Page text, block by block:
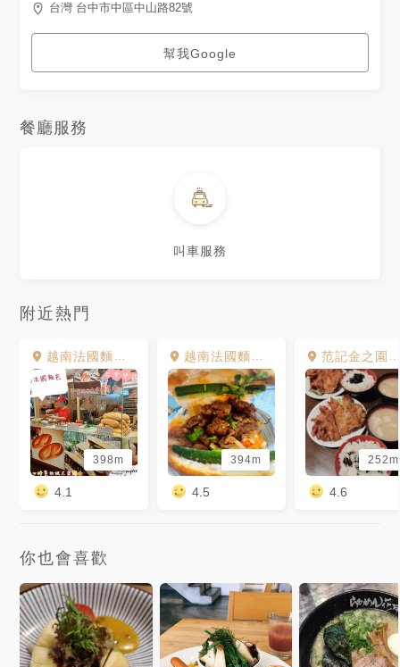
台灣 台中市中區中山路82號
幫我Google
餐廳服務
叫車服務
附近熱門
越南法國麵包工藝
398m
4.1
越南法國麵包Vietnam French bread
394m
4.5
范記金之園草袋飯
252m
4.6
你也會喜歡